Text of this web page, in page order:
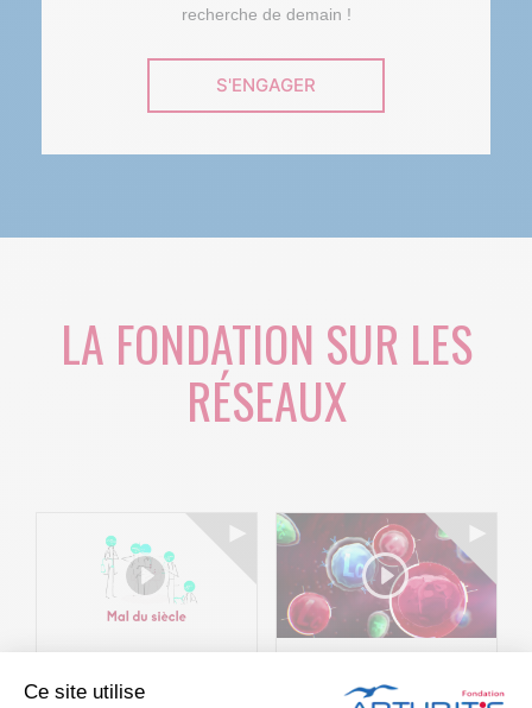
Ce site utilise
recherche de demain !
S'ENGAGER
LA FONDATION SUR LES
RÉSEAUX
Le projet BACK-
Arthritis4Cure -